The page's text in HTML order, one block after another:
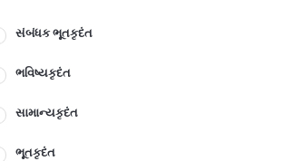
સંબંધક ભૂતકૃદંત
ભવિષ્યકૃદંત
સામાન્યકૃદંત
ભૂતકૃદંત